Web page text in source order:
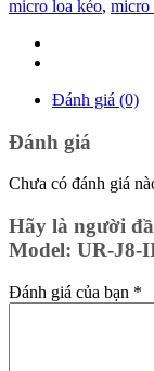
micro loa kéo, micro
Đánh giá (0)
Đánh giá
Chưa có đánh giá
Hãy là người
Model: UR-J8-
Đánh giá của bạn *